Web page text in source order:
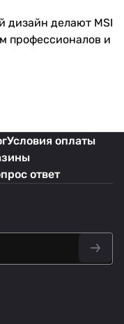
дизайн делают MSI
профессионалов и
Условия оплаты
ответ